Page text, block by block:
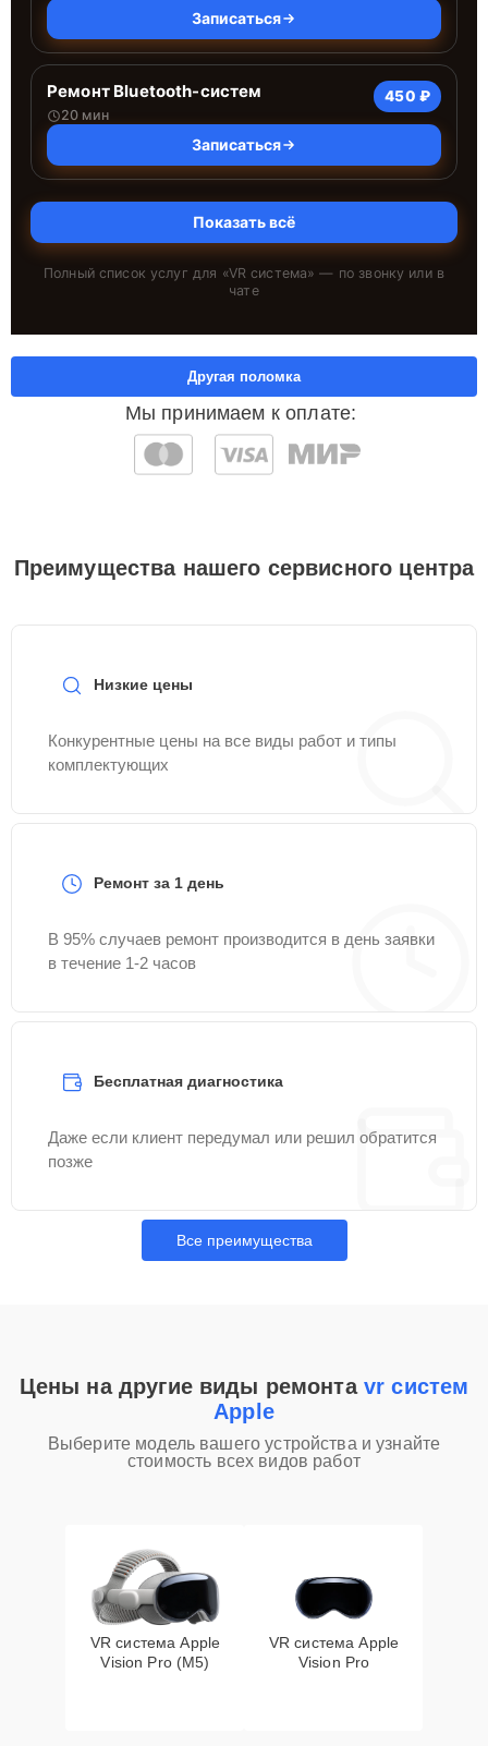
Записаться
Ремонт Bluetooth-систем
20 мин
450 ₽
Записаться
Показать всё
Полный список услуг для «VR система» — по звонку или в
чате
Мы принимаем к оплате:
Другая поломка
Преимущества нашего сервисного центра
Низкие цены
Конкурентные цены на все виды работ и типы
комплектующих
Ремонт за 1 день
В 95% случаев ремонт производится в день заявки
в течение 1-2 часов
Бесплатная диагностика
Даже если клиент передумал или решил обратится
позже
Все преимущества
Цены на другие виды ремонта vr систем
Apple
Выберите модель вашего устройства и узнайте
стоимость всех видов работ
VR система Apple
Vision Pro (M5)
VR система Apple
Vision Pro